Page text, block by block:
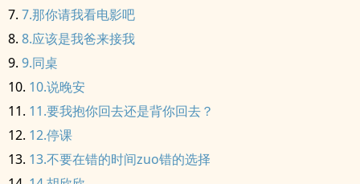
7.那你请我看电影吧
8.应该是我爸来接我
9.同桌
10.说晚安
11.要我抱你回去还是背你回去？
12.停课
13.不要在错的时间zuo错的选择